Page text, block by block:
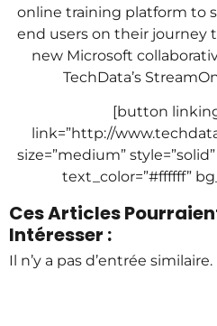
online training platform to
end users on their journey
new Microsoft
TechData’s
[button
link=”http://
size=”medium”
text_color=”#ffffff”
Ces Articles
Intéresser :
Il n’y a pas d’entrée similaire.